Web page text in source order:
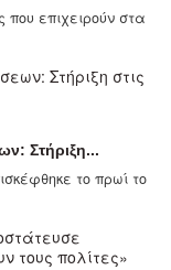
επιχειρούν στα
Στήριξη...
το πρωί το